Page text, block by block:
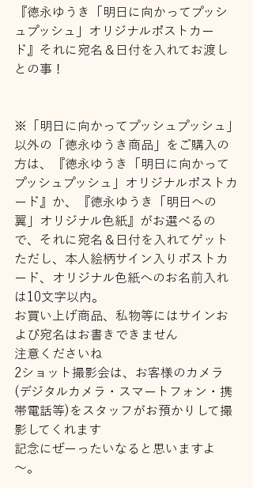
『徳永ゆうき「明日に向かってプッシ
ュプッシュ」オリジナルポストカー
ド』それに宛名＆日付を入れてお渡し
との事！
※「明日に向かってプッシュプッシュ」
以外の「徳永ゆうき商品」をご購入の
方は、『徳永ゆうき「明日に向かって
プッシュプッシュ」オリジナルポストカ
ード』か、『徳永ゆうき「明日への
翼」オリジナル色紙』がお選べるの
で、それに宛名＆日付を入れてゲット
ただし、本人絵柄サイン入りポストカ
ード、オリジナル色紙へのお名前入れ
は10文字以内。
お買い上げ商品、私物等にはサインお
よび宛名はお書きできません
注意くださいね
2ショット撮影会は、お客様のカメラ
(デジタルカメラ・スマートフォン・携
帯電話等)をスタッフがお預かりして撮
影してくれます
記念にぜーったいなると思いますよ
～。